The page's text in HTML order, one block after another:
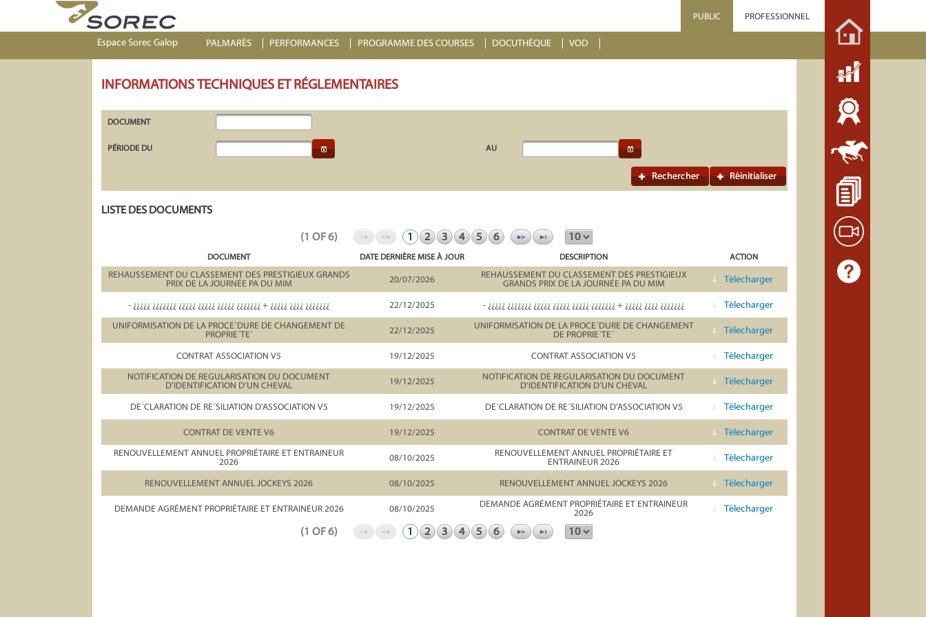
PROFESSIONNEL
PUBLIC
Espace Sorec Galop PALMARÈS PERFORMANCES PROGRAMME DES COURSES DOCUTHÈQUE VOD
INFORMATIONS TECHNIQUES ET RÉGLEMENTAIRES
DOCUMENT
PÉRIODE DU AU
Rechercher Réinitialiser
LISTE DES DOCUMENTS
(1 OF 6) 1 2 3 4 5 6
DOCUMENT DATE DERNIÈRE MISE À JOUR DESCRIPTION ACTION
REHAUSSEMENT DU CLASSEMENT DES PRESTIGIEUX GRANDS
PRIX DE LA JOURNÉE PA DU MIM
20/07/2026
REHAUSSEMENT DU CLASSEMENT DES PRESTIGIEUX
GRANDS PRIX DE LA JOURNÉE PA DU MIM
Télecharger
- ¿¿¿¿¿ ¿¿¿¿¿¿¿ ¿¿¿¿¿ ¿¿¿¿¿ ¿¿¿¿¿ ¿¿¿¿¿¿¿ + ¿¿¿¿¿ ¿¿¿¿ ¿¿¿¿¿¿¿ 22/12/2025 - ¿¿¿¿¿ ¿¿¿¿¿¿¿ ¿¿¿¿¿ ¿¿¿¿¿ ¿¿¿¿¿ ¿¿¿¿¿¿¿ + ¿¿¿¿¿ ¿¿¿¿ ¿¿¿¿¿¿¿ Télecharger
UNIFORMISATION DE LA PROCE´DURE DE CHANGEMENT DE
PROPRIE´TE´
22/12/2025
UNIFORMISATION DE LA PROCE´DURE DE CHANGEMENT
DE PROPRIE´TE´
Télecharger
CONTRAT ASSOCIATION V5 19/12/2025 CONTRAT ASSOCIATION V5 Télecharger
NOTIFICATION DE REGULARISATION DU DOCUMENT
D’IDENTIFICATION D’UN CHEVAL
19/12/2025
NOTIFICATION DE REGULARISATION DU DOCUMENT
D’IDENTIFICATION D’UN CHEVAL
Télecharger
DE´CLARATION DE RE´SILIATION D'ASSOCIATION V5 19/12/2025 DE´CLARATION DE RE´SILIATION D'ASSOCIATION V5 Télecharger
CONTRAT DE VENTE V6 19/12/2025 CONTRAT DE VENTE V6 Télecharger
RENOUVELLEMENT ANNUEL PROPRIÉTAIRE ET ENTRAINEUR
2026
08/10/2025
RENOUVELLEMENT ANNUEL PROPRIÉTAIRE ET
ENTRAINEUR 2026
Télecharger
RENOUVELLEMENT ANNUEL JOCKEYS 2026 08/10/2025 RENOUVELLEMENT ANNUEL JOCKEYS 2026 Télecharger
DEMANDE AGRÉMENT PROPRIÉTAIRE ET ENTRAINEUR 2026 08/10/2025
DEMANDE AGRÉMENT PROPRIÉTAIRE ET ENTRAINEUR
2026
Télecharger
(1 OF 6) 1 2 3 4 5 6